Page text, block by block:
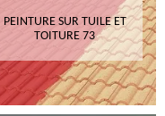
PEINTURE SUR TUILE ET
TOITURE 73